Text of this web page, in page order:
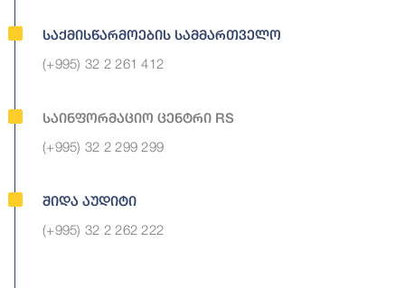
Საქმისწარმოების Სამმართველო
(+995) 32 2 261 412
Საინფორმაციო Ცენტრი RS
(+995) 32 2 299 299
Შიდა Აუდიტი
(+995) 32 2 262 222